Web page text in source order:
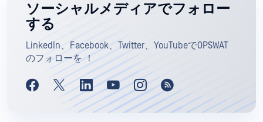
ソーシャルメディアでフォロー
する
LinkedIn、Facebook、Twitter、YouTubeでOPSWAT
のフォローを ！